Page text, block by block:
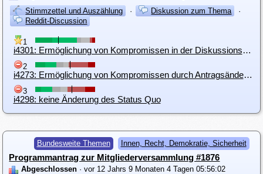
Stimmzettel und Auszählung
· Diskussion zum Thema
·
Reddit-Discussion
1
i4301: Ermöglichung von Kompromissen in der Diskussionsphase auf Bundesgeneralversammlungen
2
i4273: Ermöglichung von Kompromissen durch Antragsänderung auf der BGV
3
i4298: keine Änderung des Status Quo
Bundesweite Themen Innen, Recht, Demokratie, Sicherheit
Programmantrag zur Mitgliederversammlung #1876
Abgeschlossen · vor 12 Jahrs 9 Monaten 4 Tagen 05:56:02